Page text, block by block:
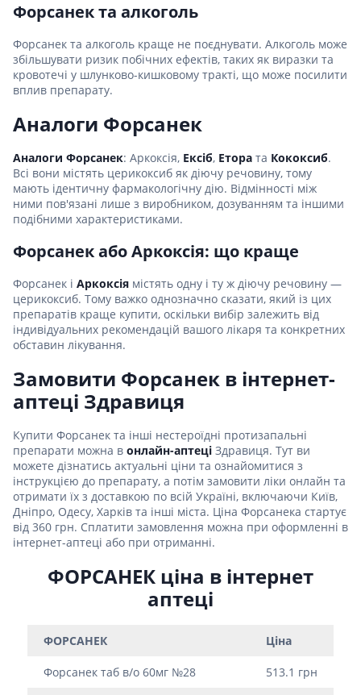
Форсанек та алкоголь
Форсанек та алкоголь краще не поєднувати. Алкоголь може
збільшувати ризик побічних ефектів, таких як виразки та
кровотечі у шлунково-кишковому тракті, що може посилити
вплив препарату.
Аналоги Форсанек
Аналоги Форсанек: Аркоксія, Ексіб, Етора та Кококсиб.
Всі вони містять церикоксиб як діючу речовину, тому
мають ідентичну фармакологічну дію. Відмінності між
ними пов'язані лише з виробником, дозуванням та іншими
подібними характеристиками.
Форсанек або Аркоксія: що краще
Форсанек і Аркоксія містять одну і ту ж діючу речовину —
церикоксиб. Тому важко однозначно сказати, який із цих
препаратів краще купити, оскільки вибір залежить від
індивідуальних рекомендацій вашого лікаря та конкретних
обставин лікування.
Замовити Форсанек в інтернет-
аптеці Здравиця
Купити Форсанек та інші нестероїдні протизапальні
препарати можна в онлайн-аптеці Здравиця. Тут ви
можете дізнатись актуальні ціни та ознайомитися з
інструкцією до препарату, а потім замовити ліки онлайн та
отримати їх з доставкою по всій Україні, включаючи Київ,
Дніпро, Одесу, Харків та інші міста. Ціна Форсанека стартує
від 360 грн. Сплатити замовлення можна при оформленні в
інтернет-аптеці або при отриманні.
ФОРСАНЕК ціна в інтернет
аптеці
ФОРСАНЕК Ціна
Форсанек таб в/о 60мг №28 513.1 грн